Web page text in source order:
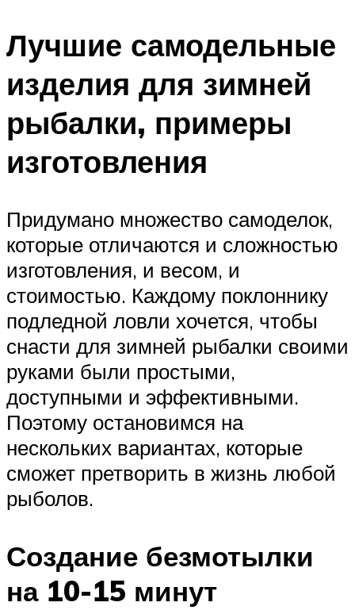
Лучшие самодельные
изделия для зимней
рыбалки, примеры
изготовления
Придумано множество самоделок,
которые отличаются и сложностью
изготовления, и весом, и
стоимостью. Каждому поклоннику
подледной ловли хочется, чтобы
снасти для зимней рыбалки своими
руками были простыми,
доступными и эффективными.
Поэтому остановимся на
нескольких вариантах, которые
сможет претворить в жизнь любой
рыболов.
Создание безмотылки
на 10-15 минут